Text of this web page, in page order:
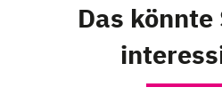
Das könnte